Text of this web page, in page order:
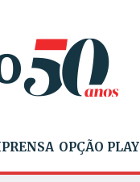
OPÇÃO PLAY